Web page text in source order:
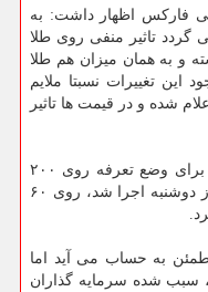
فاركس اظهار داشت: به
گردد تاثیر منفی روی طلا
و به همان میزان هم طلا
این تغییرات نسبتا ملایم
شده و در قیمت ها تاثیر
چین هفته گذشته به تلافی اقدام آمریكا برای وضع تعرفه روی ۲۰۰
كالای چینی كه از روز دوشنبه اجرا شد، روی ۶۰
به حساب می آید اما
سبب شده سرمایه گذاران